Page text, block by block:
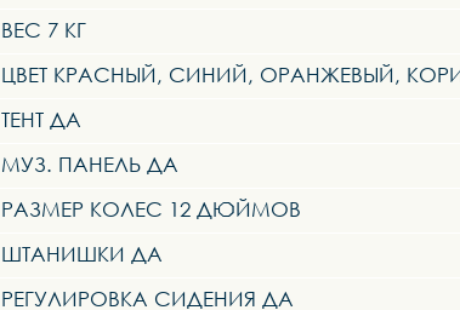
ВЕС 7 КГ
ЦВЕТ КРАСНЫЙ, СИНИЙ, ОРАНЖЕВЫЙ,
ТЕНТ ДА
МУЗ. ПАНЕЛЬ ДА
РАЗМЕР КОЛЕС 12 ДЮЙМОВ
ШТАНИШКИ ДА
РЕГУЛИРОВКА СИДЕНИЯ ДА